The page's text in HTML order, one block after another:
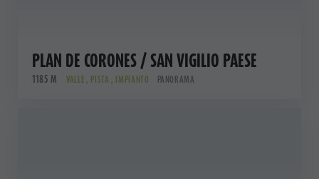
PLAN DE CORONES / SAN VIGILIO PAESE
1185 M VALLE , PISTA , IMPIANTO PANORAMA